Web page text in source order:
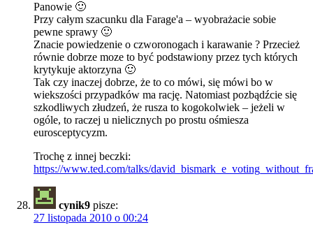
Panowie 🙂
Przy całym szacunku dla Farage'a – wyobrażacie sobie
pewne sprawy 🙂
Znacie powiedzenie o czworonogach i karawanie ? Przecież
równie dobrze moze to być podstawiony przez tych których
krytykuje aktorzyna 🙂
Tak czy inaczej dobrze, że to co mówi, się mówi bo w
wiekszości przypadków ma rację. Natomiast pozbądźcie się
szkodliwych złudzeń, że rusza to kogokolwiek – jeżeli w
ogóle, to raczej u nielicznych po prostu ośmiesza
eurosceptycyzm.
Trochę z innej beczki:
https://www.ted.com/talks/
cynik9 pisze:
27 listopada 2010 o 00:24